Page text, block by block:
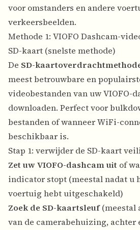
voor omstanders en andere
verkeersbeelden.
Methode 1: VIOFO Dashcam-
SD-kaart (snelste methode)
De SD-
meest betrouwbare en
videobestanden van uw VIOFO-
downloaden. Perfect voor
bestanden of wanneer WiFi-
beschikbaar is.
Stap 1: verwijder de SD-kaart
Zet uw VIOFO-dashcam uit of
indicator stopt (meestal nadat u
voertuig hebt uitgeschakeld)
Zoek de SD-kaartsleuf(meestal
van de camerabehuizing, achter